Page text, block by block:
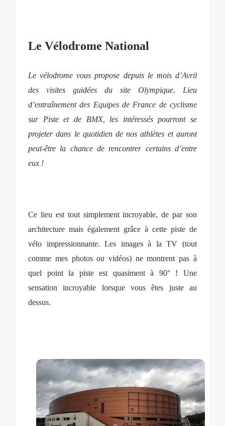
Le Vélodrome National
Le vélodrome vous propose depuis le mois d’Avril
des visites guidées du site Olympique. Lieu
d’entraînement des Equipes de France de cyclisme
sur Piste et de BMX, les intéressés pourront se
projeter dans le quotidien de nos athlètes et auront
peut-être la chance de rencontrer certains d’entre
eux !
Ce lieu est tout simplement incroyable, de par son
architecture mais également grâce à cette piste de
vélo impressionnante. Les images à la TV (tout
comme mes photos ou vidéos) ne montrent pas à
quel point la piste est quasiment à 90° ! Une
sensation incroyable lorsque vous êtes juste au
dessus.